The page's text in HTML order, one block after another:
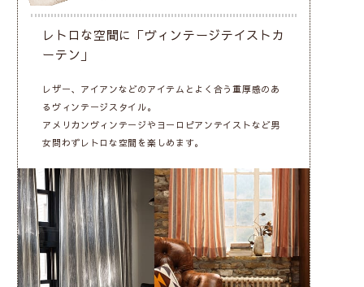
レトロな空間に「ヴィンテージテイストカ
ーテン」
レザー、アイアンなどのアイテムとよく合う重厚感のあ
るヴィンテージスタイル。
アメリカンヴィンテージやヨーロピアンテイストなど男
女問わずレトロな空間を楽しめます。